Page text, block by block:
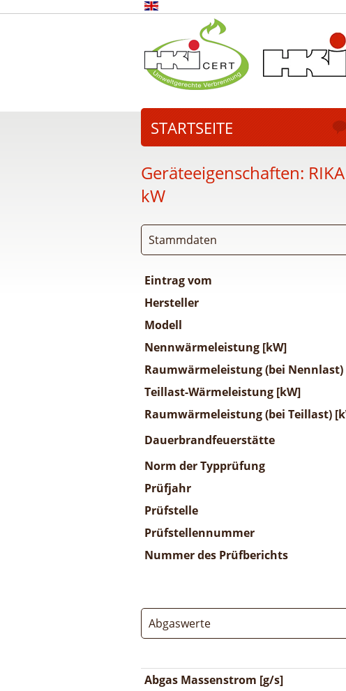
STARTSEITE
Geräteeigenschaften:
kW
Stammdaten
Eintrag vom
Hersteller
Modell
Nennwärmeleistung [kW]
Raumwärmeleistung (bei Nennlast)
Teillast-Wärmeleistung [kW]
Raumwärmeleistung (bei Teillast)
Dauerbrandfeuerstätte
Norm der Typprüfung
Prüfjahr
Prüfstelle
Prüfstellennummer
Nummer des Prüfberichts
Abgaswerte
Abgas Massenstrom [g/s]